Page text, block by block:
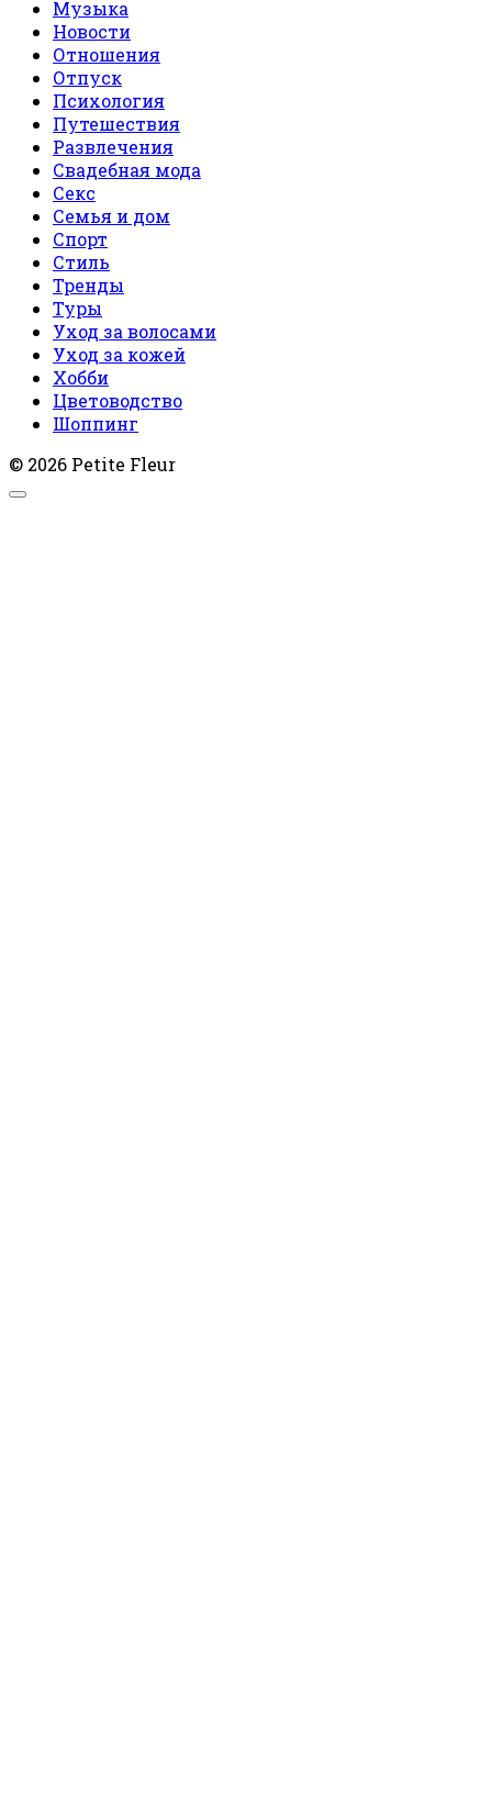
Музыка
Новости
Отношения
Отпуск
Психология
Путешествия
Развлечения
Свадебная мода
Секс
Семья и дом
Спорт
Стиль
Тренды
Туры
Уход за волосами
Уход за кожей
Хобби
Цветоводство
Шоппинг
© 2026 Petite Fleur